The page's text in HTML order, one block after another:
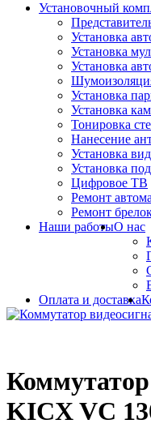
Установочный
Установка
Установка
Установка
Установка
Установка
Тонировка
Нанесение
Установка
Установка
Цифровое ТВ
Ремонт
Ремонт
Наши работыО нас
Оплата и доставка
KICX VC